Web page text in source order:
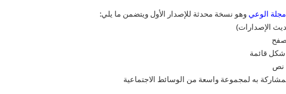
مجلة الوعي وهو نسخة محدثة للإصدار الأول ويتضمن ما يلي: